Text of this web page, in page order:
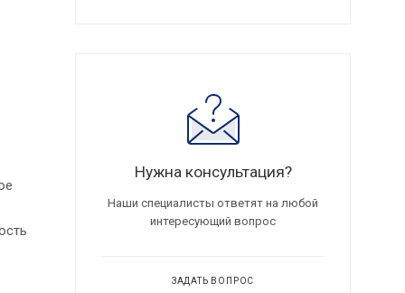
Нужна консультация?
Наши специалисты ответят на любой
интересующий вопрос
ЗАДАТЬ ВОПРОС